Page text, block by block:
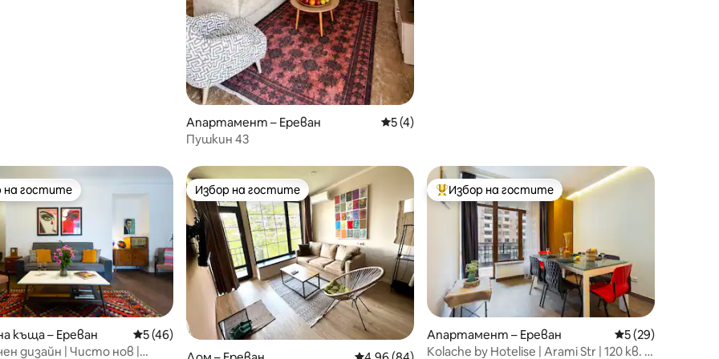
Апартамент – Ереван Средна оценка: 5 от 5, 4 отзива
5 (4)
Пушкин 43
5, 18 отзива
избор на гостите
на гостите
къща – Ереван Средна оценка: 5 от 5, 46 отзива
5 (46)
дизайн | Чисто нов |
Избор на гостите
Избор на гостите Най-популярен избор на гостите
Избор на гостите
Апартамент – Ереван Средна оценка:
5 (29)
Kolache by Hotelise | Arami Str | 120 кв. м